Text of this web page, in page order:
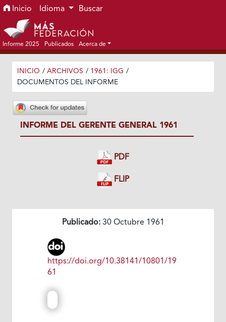
Ir al menú de navegación principal
Ir al contenido principal
Ir al pie de página del sitio
Inicio Idioma Buscar
Informe 2025 Publicados Acerca de
INICIO / ARCHIVOS / 1961: IGG /
DOCUMENTOS DEL INFORME
INFORME DEL GERENTE GENERAL 1961
PDF
FLIP
Publicado:30 Octubre 1961
https://doi.org/10.38141/10801/19
61